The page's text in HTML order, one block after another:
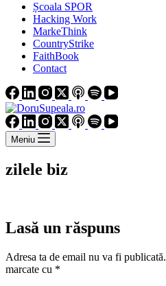
Școala SPOR
Hacking Work
MarkeThink
CountryStrike
FaithBook
Contact
Meniu
zilele biz
Lasă un răspuns
Adresa ta de email nu va fi publicată.
marcate cu *